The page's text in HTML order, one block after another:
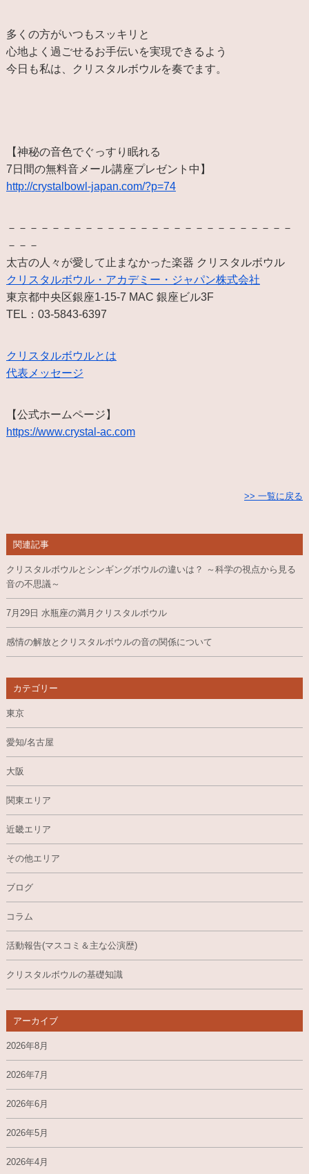
多くの方がいつもスッキリと
心地よく過ごせるお手伝いを実現できるよう
今日も私は、クリスタルボウルを奏でます。
【神秘の音色でぐっすり眠れる
7日間の無料音メール講座プレゼント中】
http://crystalbowl-japan.com/?p=74
－－－－－－－－－－－－－－－－－－－－－－－－－－
－－－
太古の人々が愛して止まなかった楽器 クリスタルボウル
クリスタルボウル・アカデミー・ジャパン株式会社
東京都中央区銀座1-15-7 MAC 銀座ビル3F
TEL：03-5843-6397
クリスタルボウルとは
代表メッセージ
【公式ホームページ】
https://www.crystal-ac.com
>> 一覧に戻る
関連記事
クリスタルボウルとシンギングボウルの違いは？ ～科学の視点から見る
音の不思議～
7月29日 水瓶座の満月クリスタルボウル
感情の解放とクリスタルボウルの音の関係について
カテゴリー
東京
愛知/名古屋
大阪
関東エリア
近畿エリア
その他エリア
ブログ
コラム
活動報告(マスコミ＆主な公演歴)
クリスタルボウルの基礎知識
アーカイブ
2026年8月
2026年7月
2026年6月
2026年5月
2026年4月